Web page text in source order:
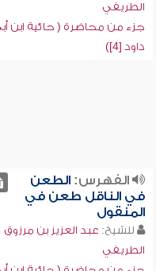
الطريفي
جزء من محاضرة ( حائية ابن
داود [4])
الفهرس:الطعن
في الناقل طعن في
المنقول
للشيخ: عبد العزيز بن مرزوق
الطريفي